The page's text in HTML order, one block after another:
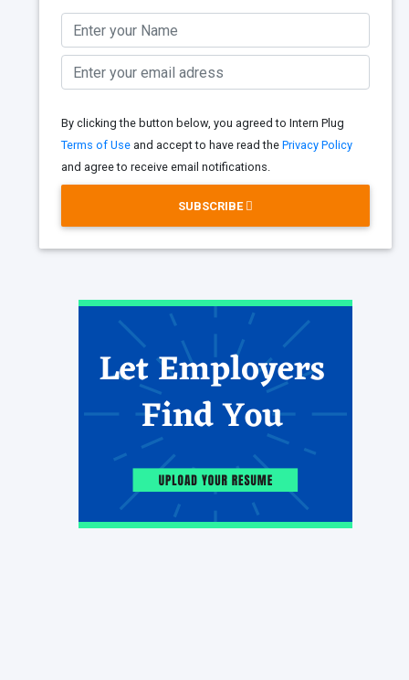
By clicking the button below, you agreed to Intern Plug
Terms of Use and accept to have read the Privacy Policy
and agree to receive email notifications.
SUBSCRIBE